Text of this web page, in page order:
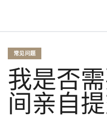
常见问题
我是否
间亲自